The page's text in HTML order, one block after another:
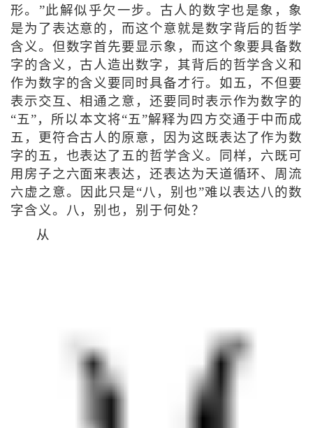
形。”此解似乎欠一步。古人的数字也是象，象
是为了表达意的，而这个意就是数字背后的哲学
含义。但数字首先要显示象，而这个象要具备数
字的含义，古人造出数字，其背后的哲学含义和
作为数字的含义要同时具备才行。如五，不但要
表示交互、相通之意，还要同时表示作为数字的
“五”，所以本文将“五”解释为四方交通于中而成
五，更符合古人的原意，因为这既表达了作为数
字的五，也表达了五的哲学含义。同样，六既可
用房子之六面来表达，还表达为天道循环、周流
六虚之意。因此只是“八，别也”难以表达八的数
字含义。八，别也，别于何处？
从